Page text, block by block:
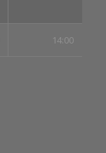
14:00